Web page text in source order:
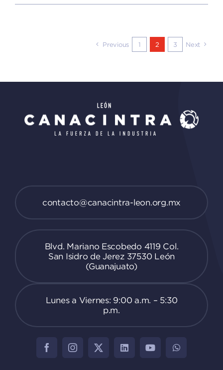
Previous 1 2 3 Next
contacto@canacintra-leon.org.mx
Blvd. Mariano Escobedo 4119 Col.
San Isidro de Jerez 37530 León
(Guanajuato)
Lunes a Viernes: 9:00 a.m. – 5:30
p.m.